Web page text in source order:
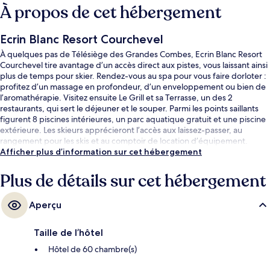
À propos de cet hébergement
Ecrin Blanc Resort Courchevel
À quelques pas de Télésiège des Grandes Combes, Ecrin Blanc Resort
Courchevel tire avantage d’un accès direct aux pistes, vous laissant ainsi
plus de temps pour skier. Rendez-vous au spa pour vous faire dorloter :
profitez d’un massage en profondeur, d’un enveloppement ou bien de
l’aromathérapie. Visitez ensuite Le Grill et sa Terrasse, un des 2
restaurants, qui sert le déjeuner et le souper. Parmi les points saillants
figurent 8 piscines intérieures, un parc aquatique gratuit et une piscine
extérieure. Les skieurs apprécieront l’accès aux laissez-passer, au
rangement pour les skis et au comptoir de location d’équipement.
Afficher plus d’information sur cet hébergement
Plus de détails sur cet hébergement
Aperçu
Taille de l’hôtel
Hôtel de 60 chambre(s)